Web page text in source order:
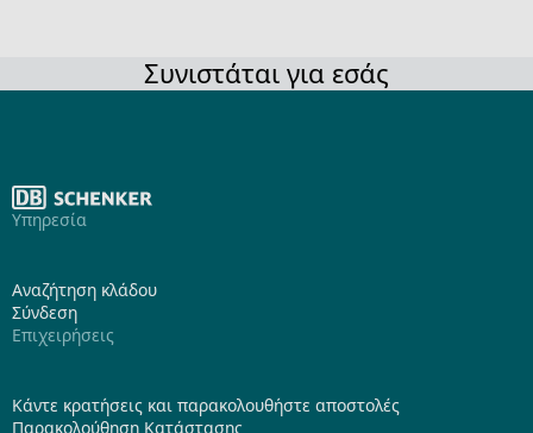
Συνιστάται για εσάς
Υπηρεσία
Αναζήτηση κλάδου
Σύνδεση
Επιχειρήσεις
Κάντε κρατήσεις και παρακολουθήστε αποστολές